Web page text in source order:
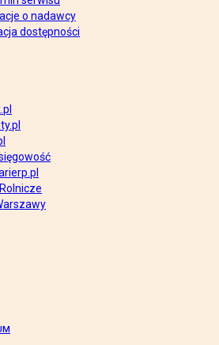
o nadawcy
dostępności